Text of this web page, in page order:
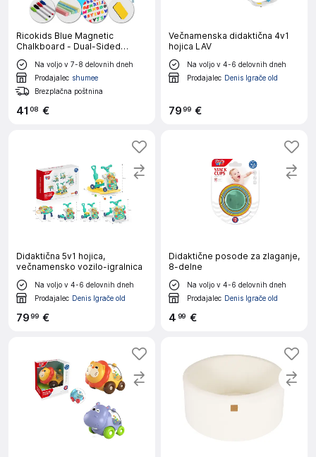
Ricokids Blue Magnetic
Chalkboard - Dual-Sided
Rotating Educational Board for
Kids
Na voljo v 7-8 delovnih dneh
Prodajalec shumee
Brezplačna poštnina
41 08 €
Večnamenska didaktična 4v1
hojica LAV
Na voljo v 4-6 delovnih dneh
Prodajalec Denis Igrače old
7999 €
Didaktična 5v1 hojica,
večnamensko vozilo-igralnica
Na voljo v 4-6 delovnih dneh
Prodajalec Denis Igrače old
7999 €
Didaktične posode za zlaganje,
8-delne
Na voljo v 4-6 delovnih dneh
Prodajalec Denis Igrače old
4 99 €